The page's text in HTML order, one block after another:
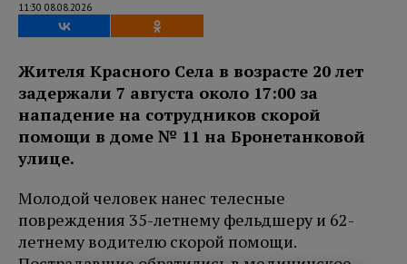
11:30 08.08.2026
Жителя Красного Села в возрасте 20 лет
задержали 7 августа около 17:00 за
нападение на сотрудников скорой
помощи в доме № 11 на Бронетанковой
улице.
Молодой человек нанес телесные
повреждения 35-летнему фельдшеру и 62-
летнему водителю скорой помощи.